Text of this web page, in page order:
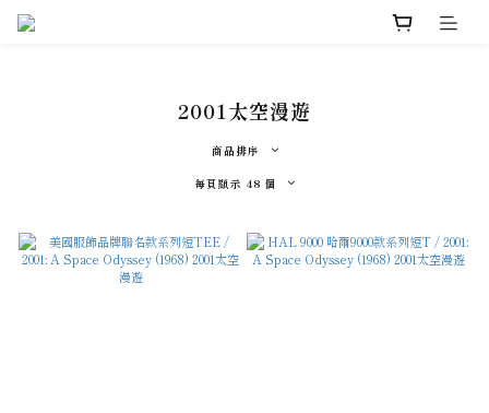
2001太空漫遊
商品排序
每頁顯示 48 個